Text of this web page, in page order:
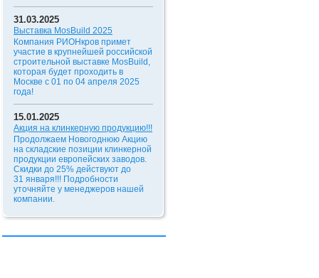
31.03.2025
Выставка MosBuild 2025
Компания РИОНкров примет
участие в крупнейшей российской
строительной выставке MosBuild,
которая будет проходить в
Москве с 01 по 04 апреля 2025
года!
15.01.2025
Акция на клинкерную продукцию!!!
Продолжаем Новогоднюю Акцию
на складские позиции клинкерной
продукции европейских заводов.
Скидки до 25% действуют до
31 января!!! Подробности
уточняйте у менеджеров нашей
компании.